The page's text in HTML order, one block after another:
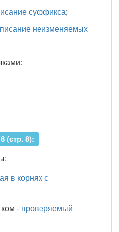
суффикса;
неизменяемых
(стр. 8):
в корнях с
ком - проверяемый